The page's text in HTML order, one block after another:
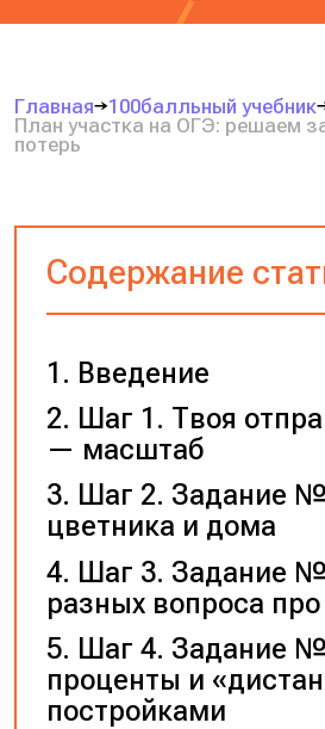
Главная
100балльный учебник
План участка на ОГЭ: решаем
потерь
Содержание
Введение
Шаг 1. Твоя
— масштаб
Шаг 2. Задание
цветника и дома
Шаг 3. Задание
разных вопроса
Шаг 4. Задание
проценты и
постройками